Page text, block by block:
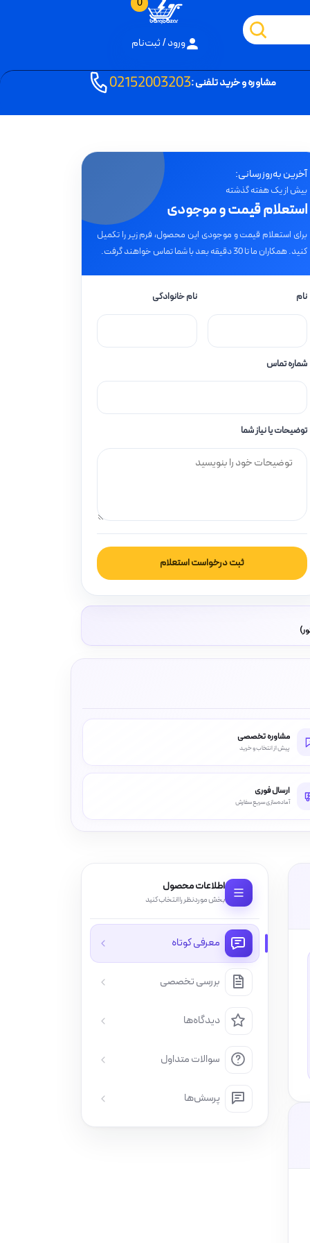
0
ورود / ثبت‌نام
مشاوره و خرید تلفنی :02152003203
آخرین به‌روزرسانی:
بیش از یک هفته گذشته
استعلام قیمت و موجودی
برای استعلام قیمت و موجودی این محصول، فرم زیر را تکمیل
کنید. همکاران ما تا 30 دقیقه بعد با شما تماس خواهند گرفت.
نام نام خانوادگی
شماره تماس
توضیحات یا نیاز شما
ثبت درخواست استعلام
اطلاعات محصول
بخش موردنظر را انتخاب کنید
معرفی کوتاه
بررسی تخصصی
دیدگاه‌ها
سوالات متداول
پرسش‌ها
مشاوره تخصصی
پیش از انتخاب و خرید
ارسال فوری
آماده‌سازی سریع سفارش